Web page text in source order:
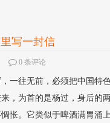
写一封信
0 条评论
一往无前，必须把中国特
，为首的是杨过，身后的
怅。它类似于啤酒满胃